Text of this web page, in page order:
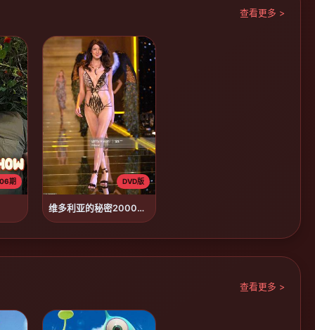
查看更多 >
期 DVD版
维多利亚的秘密2000时装秀
查看更多 >